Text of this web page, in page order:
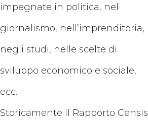
impegnate in politica, nel
giornalismo, nell’imprenditoria,
negli studi, nelle scelte di
sviluppo economico e sociale,
ecc.
Storicamente il Rapporto Censis